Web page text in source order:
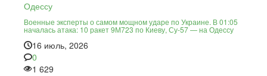
Военные эксперты о самом мощном ударе по Украине. В 01:05
началась атака: 10 ракет 9М723 по Киеву, Су-57 — на Одессу
16 июль, 2026
0
1 629